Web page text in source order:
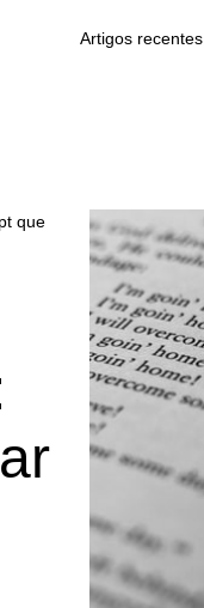
Artigos recentes
que